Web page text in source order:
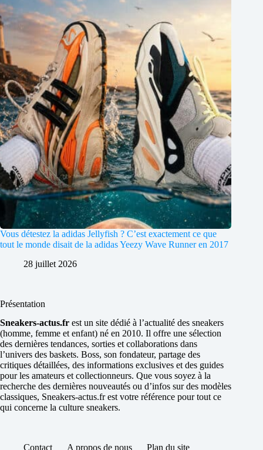
Vous détestez la adidas Jellyfish ? C’est exactement ce que
tout le monde disait de la adidas Yeezy Wave Runner en 2017
28 juillet 2026
Présentation
Sneakers-actus.fr est un site dédié à l’actualité des sneakers
(homme, femme et enfant) né en 2010. Il offre une sélection
des dernières tendances, sorties et collaborations dans
l’univers des baskets. Boss, son fondateur, partage des
critiques détaillées, des informations exclusives et des guides
pour les amateurs et collectionneurs. Que vous soyez à la
recherche des dernières nouveautés ou d’infos sur des modèles
classiques, Sneakers-actus.fr est votre référence pour tout ce
qui concerne la culture sneakers.
Contact A propos de nous Plan du site